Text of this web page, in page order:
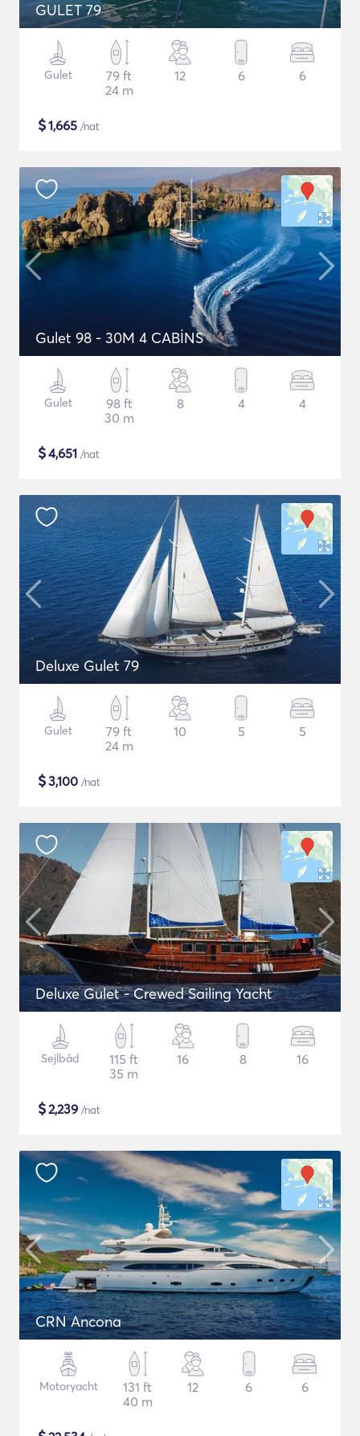
GULET 79
Gulet
79 ft
24 m
12 6 6
$1,665 /nat
Gulet 98 - 30M 4 CABİNS
Gulet
98 ft
30 m
8 4 4
$4,651 /nat
Deluxe Gulet 79
Gulet
79 ft
24 m
10 5 5
$3,100 /nat
Deluxe Gulet - Crewed Sailing Yacht
Sejlbåd
115 ft
35 m
16 8 16
$2,239 /nat
CRN Ancona
Motoryacht
131 ft
40 m
12 6 6